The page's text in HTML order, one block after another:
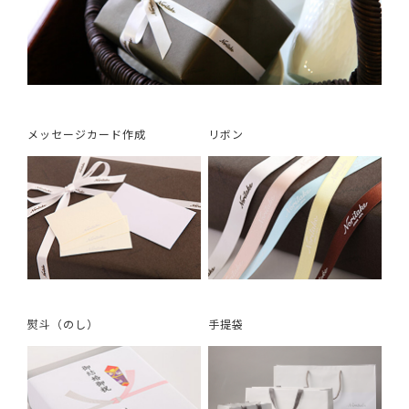
メッセージカード作成 リボン
熨斗（のし） 手提袋